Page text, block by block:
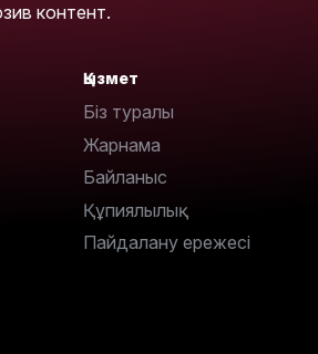
контент.
Қызмет
Біз туралы
Жарнама
Байланыс
Құпиялылық
Пайдалану ережесі